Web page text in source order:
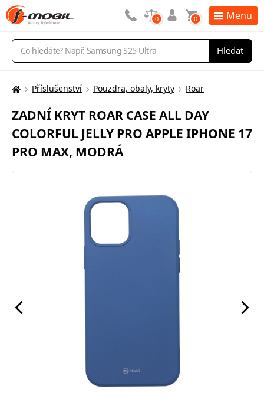
Vyhledávání
Hledat
0 0 Menu
Zde
nacházíte:
Příslušenství Pouzdra, obaly, kryty Roar
ZADNÍ KRYT ROAR CASE ALL DAY
COLORFUL JELLY PRO APPLE IPHONE 17
PRO MAX, MODRÁ